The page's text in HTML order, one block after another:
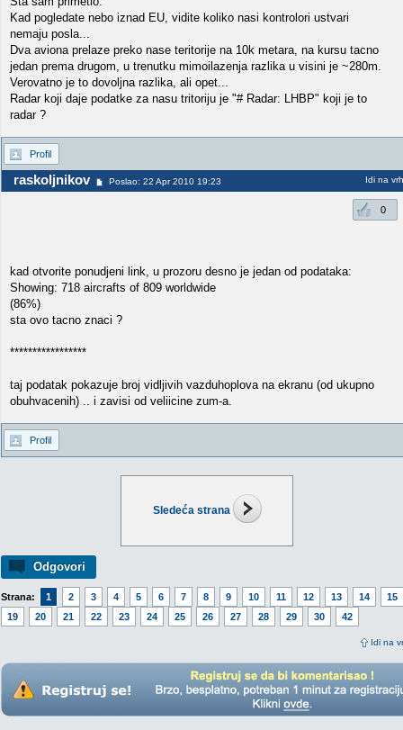
Sledeća strana
Odgovori
Strana: 1 2 3 4 5 6 7 8 9 10 11 12 13 14
15
19
20 21 22 23 24 25 26 27 28 29 30 42
Idi na
Kad pogledate nebo iznad EU, vidite koliko nasi kontrolori ustvari
nemaju posla...
Dva aviona prelaze preko nase teritorije na 10k metara, na kursu tacno
jedan prema drugom, u trenutku mimoilazenja razlika u visini je ~280m.
Verovatno je to dovoljna razlika, ali opet...
Radar koji daje podatke za nasu tritoriju je "# Radar: LHBP" koji je to
radar ?
Profil
raskoljnikov Poslao: 22 Apr 2010 19:23 Idi na vrh
0
kad otvorite ponudjeni link, u prozoru desno je jedan od podataka:
Showing: 718 aircrafts of 809 worldwide
(86%)
sta ovo tacno znaci ?
*****************
taj podatak pokazuje broj vidljivih vazduhoplova na ekranu (od ukupno
obuhvacenih) .. i zavisi od veliicine zum-a.
Profil